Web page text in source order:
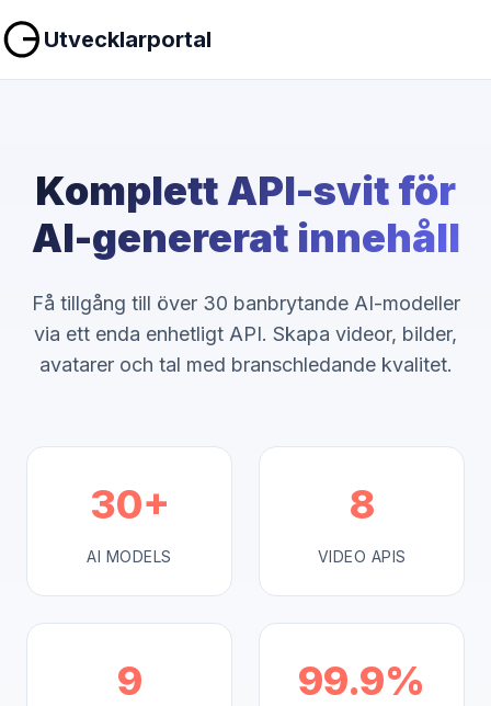
Utvecklarportal
Komplett API-svit för
AI-genererat innehåll
Få tillgång till över 30 banbrytande AI-modeller
via ett enda enhetligt API. Skapa videor, bilder,
avatarer och tal med branschledande kvalitet.
30+
AI MODELS
8
VIDEO APIS
9 99.9%